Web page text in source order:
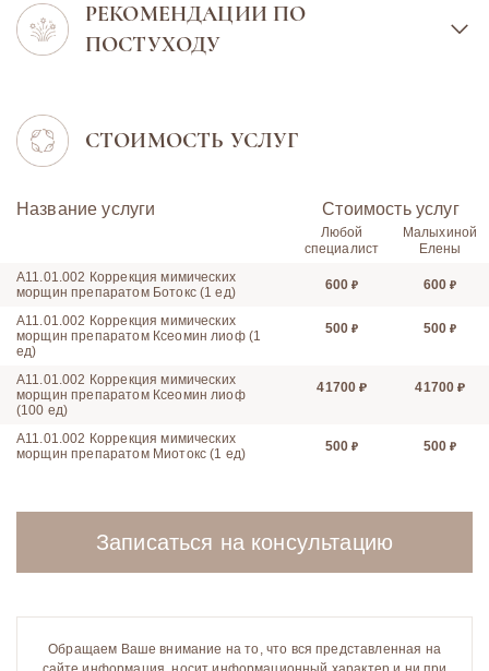
РЕКОМЕНДАЦИИ ПО
ПОСТУХОДУ
СТОИМОСТЬ УСЛУГ
Название услуги Стоимость услуг
Любой
специалист
Малыхиной
Елены
A11.01.002 Коррекция мимических
морщин препаратом Ботокс (1 ед)
600 600
A11.01.002 Коррекция мимических
морщин препаратом Ксеомин лиоф (1
ед)
500 500
A11.01.002 Коррекция мимических
морщин препаратом Ксеомин лиоф
(100 ед)
41700 41700
A11.01.002 Коррекция мимических
морщин препаратом Миотокс (1 ед)
500 500
Записаться на консультацию
Обращаем Ваше внимание на то, что вся представленная на